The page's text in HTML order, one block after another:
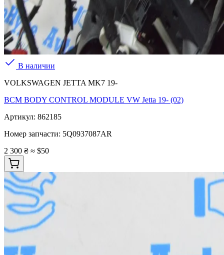
В наличии
VOLKSWAGEN JETTA MK7 19-
BCM BODY CONTROL MODULE VW Jetta 19- (02)
Артикул: 862185
Номер запчасти: 5Q0937087AR
2 300 ₴ ≈ $50